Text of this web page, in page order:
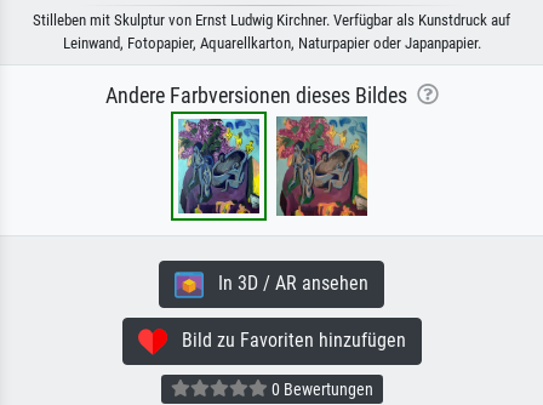
Stilleben mit Skulptur von Ernst Ludwig Kirchner. Verfügbar als Kunstdruck auf
Leinwand, Fotopapier, Aquarellkarton, Naturpapier oder Japanpapier.
Andere Farbversionen dieses Bildes
In 3D / AR ansehen
Bild zu Favoriten hinzufügen
0 Bewertungen